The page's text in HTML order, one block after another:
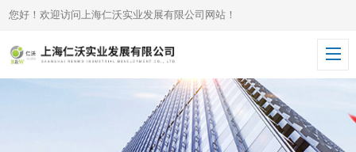
您好！欢迎访问上海仁沃实业发展有限公司网站！